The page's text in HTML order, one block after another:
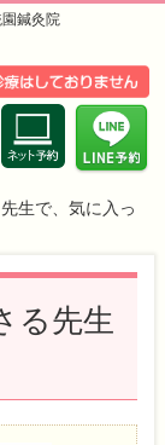
鍼灸院
生で、気に入っ
る先生